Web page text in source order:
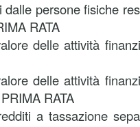
persone fisiche
RATA
delle attività
delle attività
RATA
a tassazione